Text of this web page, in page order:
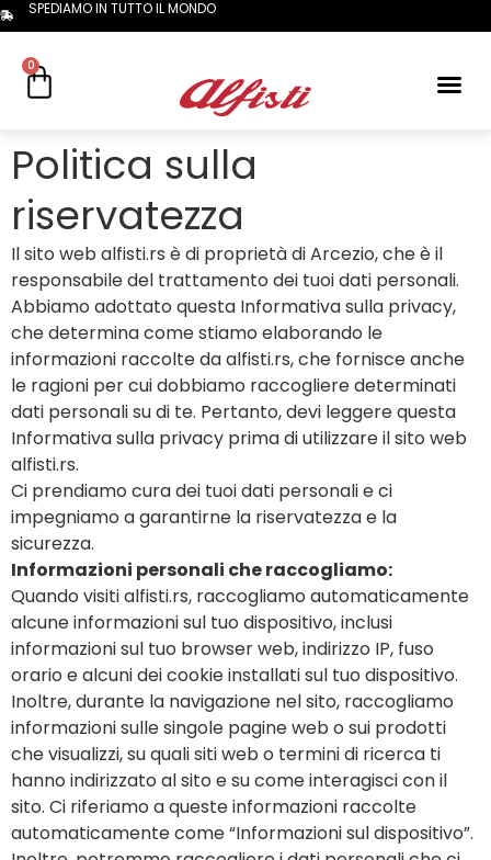
SPEDIAMO IN TUTTO IL MONDO
0
Politica sulla
riservatezza
Il sito web alfisti.rs è di proprietà di Arcezio, che è il
responsabile del trattamento dei tuoi dati personali.
Abbiamo adottato questa Informativa sulla privacy,
che determina come stiamo elaborando le
informazioni raccolte da alfisti.rs, che fornisce anche
le ragioni per cui dobbiamo raccogliere determinati
dati personali su di te. Pertanto, devi leggere questa
Informativa sulla privacy prima di utilizzare il sito web
alfisti.rs.
Ci prendiamo cura dei tuoi dati personali e ci
impegniamo a garantirne la riservatezza e la
sicurezza.
Informazioni personali che raccogliamo:
Quando visiti alfisti.rs, raccogliamo automaticamente
alcune informazioni sul tuo dispositivo, inclusi
informazioni sul tuo browser web, indirizzo IP, fuso
orario e alcuni dei cookie installati sul tuo dispositivo.
Inoltre, durante la navigazione nel sito, raccogliamo
informazioni sulle singole pagine web o sui prodotti
che visualizzi, su quali siti web o termini di ricerca ti
hanno indirizzato al sito e su come interagisci con il
sito. Ci riferiamo a queste informazioni raccolte
automaticamente come “Informazioni sul dispositivo”.